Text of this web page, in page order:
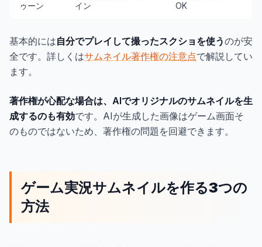
ゥーン
イン
OK
基本的には自分でプレイして撮ったスクショを使うのが安
全です。詳しくはサムネイル著作権の注意点で解説してい
ます。
著作権が心配な場合は、AIでオリジナルのサムネイルを生
成するのも有効です。AIが生成した画像はゲーム画面そ
のものではないため、著作権の問題を回避できます。
ゲーム実況サムネイルを作る3つの
方法